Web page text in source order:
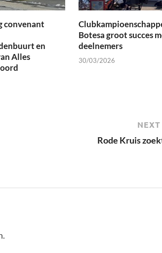
convenant
en
Alles
Botesa groot succes
deelnemers
30/03/2026
Rode Kruis